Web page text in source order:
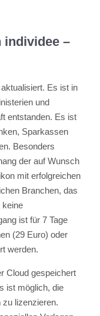
individee –
Es ist in
und
entstanden. Es ist
Sparkassen
Besonders
der auf Wunsch
mit erfolgreichen
Branchen, das
keine
ist für 7 Tage
(29 Euro) oder
werden.
Cloud gespeichert
ist möglich, die
lizenzieren.